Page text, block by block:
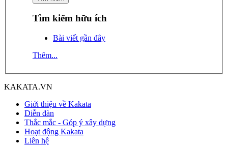
Tìm kiếm hữu ích
Bài viết gần đây
Thêm...
KAKATA.VN
Giới thiệu về Kakata
Diễn đàn
Thắc mắc - Góp ý xây dựng
Hoạt động Kakata
Liên hệ